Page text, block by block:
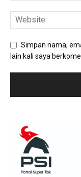
Simpan nama,
lain kali saya